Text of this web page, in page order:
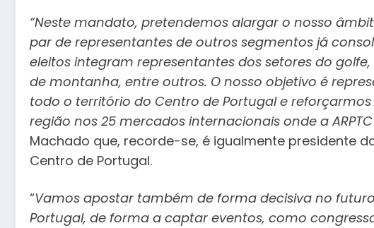
“Neste mandato, pretendemos alargar o nosso
par de representantes de outros segmentos já
eleitos integram representantes dos setores do
de montanha, entre outros. O nosso objetivo é
todo o território do Centro de Portugal e
região nos 25 mercados internacionais onde a
Machado que, recorde-se, é igualmente presidente
Centro de Portugal.
“Vamos apostar também de forma decisiva no
Portugal, de forma a captar eventos, como